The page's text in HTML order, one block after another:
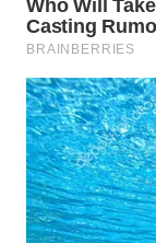
WAHANA
WAHANA
INFRASTRUKTUR
WAHANA
KONSUMEN